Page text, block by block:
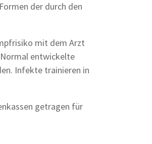
der durch den
mit dem Arzt
entwickelte
Infekte trainieren in
getragen für